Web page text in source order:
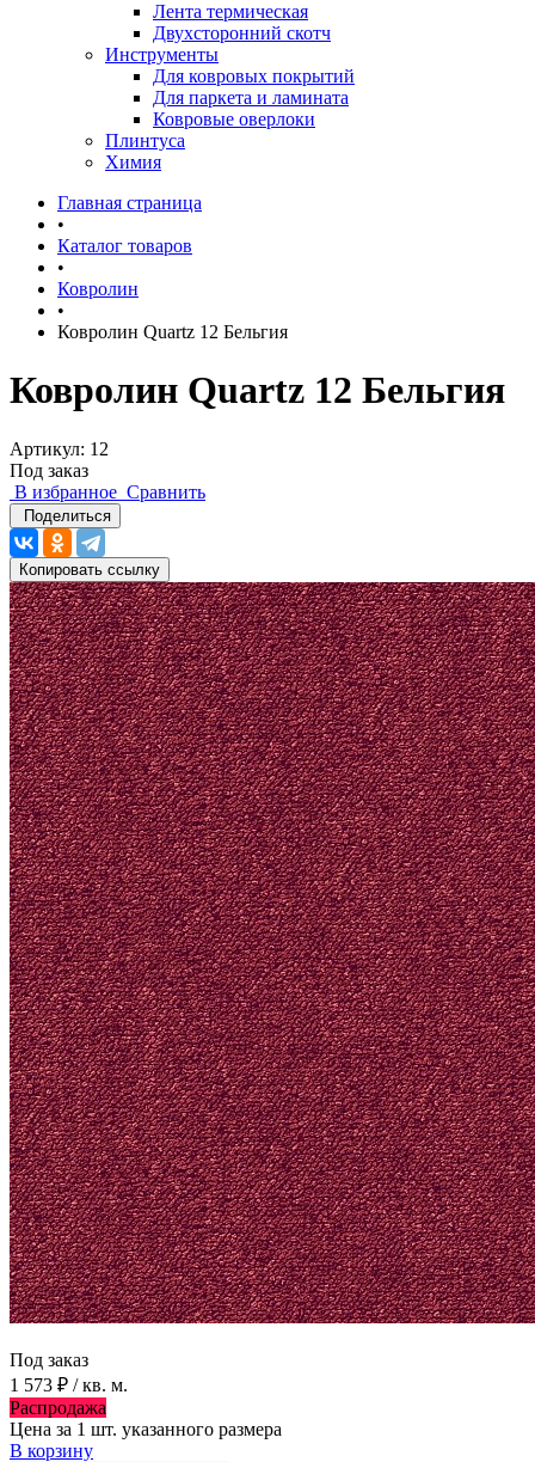
Лента термическая
Двухсторонний скотч
Инструменты
Для ковровых покрытий
Для паркета и ламината
Ковровые оверлоки
Плинтуса
Химия
Главная страница
•
Каталог товаров
•
Ковролин
•
Ковролин Quartz 12 Бельгия
Ковролин Quartz 12 Бельгия
Артикул: 12
Под заказ
В избранное Сравнить
Поделиться
Копировать ссылку
Под заказ
1 573 ₽ / кв. м.
Распродажа
Цена за 1 шт. указанного размера
В корзину